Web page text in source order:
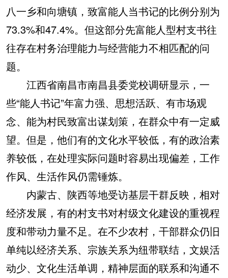
八一乡和向塘镇，致富能人当书记的比例分别为
73.3%和47.4%。但这部分先富能人型村支书往
往存在村务治理能力与经营能力不相匹配的问
题。
江西省南昌市南昌县委党校调研显示，一
些“能人书记”年富力强、思想活跃、有市场观
念、能为村民致富出谋划策，在群众中有一定威
望。但是，他们有的文化水平较低，有的政治素
养较低，在处理实际问题时容易出现偏差，工作
作风、生活作风仍需锤炼。
内蒙古、陕西等地受访基层干群反映，相对
经济发展，有的村支书对村级文化建设的重视程
度和带动力量不足。在不少农村，干部群众仍旧
单纯以经济关系、宗族关系为纽带联结，文娱活
动少、文化生活单调，精神层面的联系和沟通不